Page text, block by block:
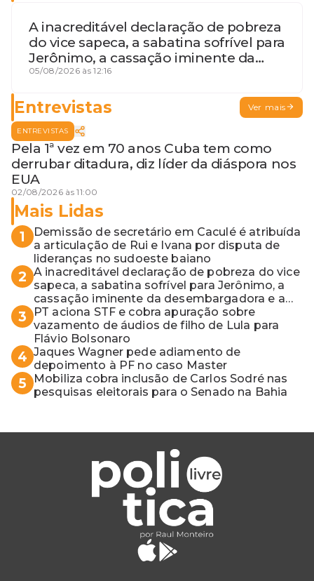
A inacreditável declaração de pobreza
do vice sapeca, a sabatina sofrível para
Jerônimo, a cassação iminente da
desembargadora e a vaga do Quinto
05/08/2026 às 12:16
Entrevistas Ver mais
ENTREVISTAS
Pela 1ª vez em 70 anos Cuba tem como
derrubar ditadura, diz líder da diáspora nos
EUA
02/08/2026 às 11:00
Mais Lidas
1
Demissão de secretário em Caculé é atribuída
a articulação de Rui e Ivana por disputa de
lideranças no sudoeste baiano
2 A inacreditável declaração de pobreza do vice
sapeca, a sabatina sofrível para Jerônimo, a
cassação iminente da desembargadora e a
vaga do Quinto para o MP baiano
3
PT aciona STF e cobra apuração sobre
vazamento de áudios de filho de Lula para
Flávio Bolsonaro
4 Jaques Wagner pede adiamento de
depoimento à PF no caso Master
5
Mobiliza cobra inclusão de Carlos Sodré nas
pesquisas eleitorais para o Senado na Bahia